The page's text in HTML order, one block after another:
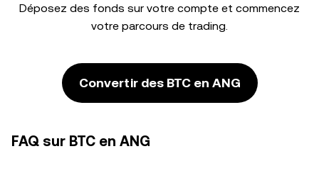
Déposez des fonds sur votre compte et commencez
votre parcours de trading.
Convertir des BTC en ANG
FAQ sur BTC en ANG